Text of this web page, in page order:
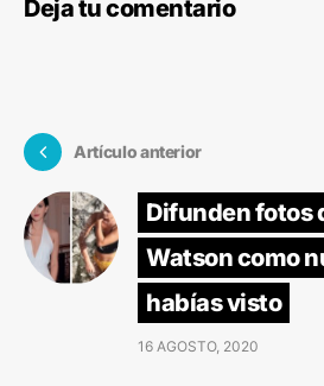
Deja tu comentario
Artículo anterior
Difunden fotos
Watson como
habías visto
16 AGOSTO, 2020